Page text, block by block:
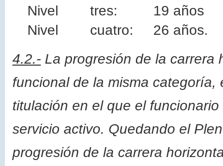
Nivel tres: 19 años
Nivel cuatro: 26 años.
4.2.- La progresión de la carrera
funcional de la misma
titulación en el que el
servicio activo. Quedando el
progresión de la carrera